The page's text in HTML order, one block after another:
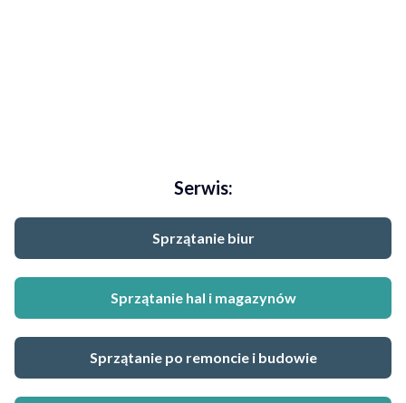
Serwis:
Sprzątanie biur
Sprzątanie hal i magazynów
Sprzątanie po remoncie i budowie